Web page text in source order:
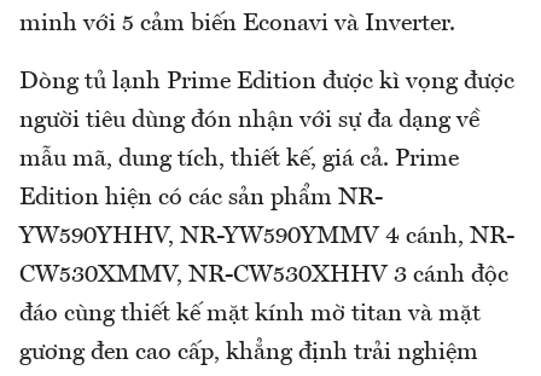
minh với 5 cảm biến Econavi và Inverter.
Dòng tủ lạnh Prime Edition được kì vọng được
người tiêu dùng đón nhận với sự đa dạng về
mẫu mã, dung tích, thiết kế, giá cả. Prime
Edition hiện có các sản phẩm NR-
YW590YHHV, NR-YW590YMMV 4 cánh, NR-
CW530XMMV, NR-CW530XHHV 3 cánh độc
đáo cùng thiết kế mặt kính mờ titan và mặt
gương đen cao cấp, khẳng định trải nghiệm